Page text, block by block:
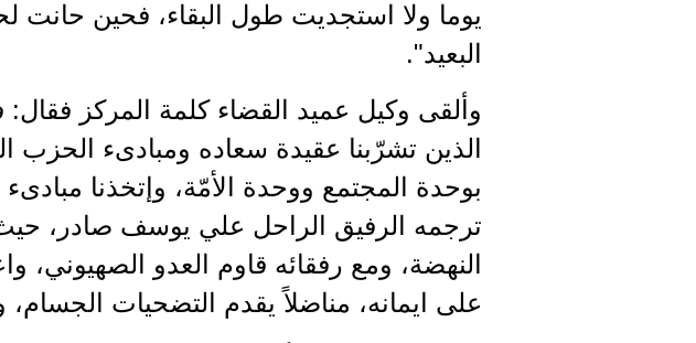
يوما ولا استجديت طول البقاء، فحين حانت
البعيد".
وألقى وكيل عميد القضاء كلمة المركز فقال:
الذين تشرّبنا عقيدة سعاده ومبادىء الحزب
بوحدة المجتمع ووحدة الأمّة، وإتخذنا مبادىء
ترجمه الرفيق الراحل علي يوسف صادر،
النهضة، ومع رفقائه قاوم العدو
على ايمانه، مناضلاً يقدم التضحيات